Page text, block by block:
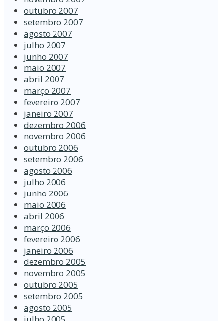
outubro 2007
setembro 2007
agosto 2007
julho 2007
junho 2007
maio 2007
abril 2007
março 2007
fevereiro 2007
janeiro 2007
dezembro 2006
novembro 2006
outubro 2006
setembro 2006
agosto 2006
julho 2006
junho 2006
maio 2006
abril 2006
março 2006
fevereiro 2006
janeiro 2006
dezembro 2005
novembro 2005
outubro 2005
setembro 2005
agosto 2005
julho 2005